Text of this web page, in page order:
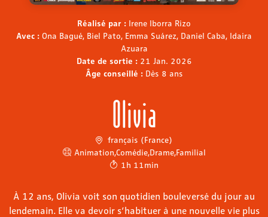
Réalisé par : Irene Iborra Rizo
Avec : Ona Bagué, Biel Pato, Emma Suárez, Daniel Caba, Idaira
Azuara
Date de sortie : 21 Jan. 2026
Âge conseillé : Dès 8 ans
Olivia
français (France)
Animation,Comédie,Drame,Familial
1h 11min
À 12 ans, Olivia voit son quotidien bouleversé du jour au
lendemain. Elle va devoir s’habituer à une nouvelle vie plus